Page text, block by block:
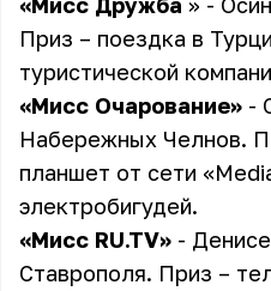
Приз – поездка в
туристической
«Мисс Очарование» -
Набережных Челнов.
планшет от сети
электробигудей.
«Мисс RU.TV» -
Ставрополя. Приз –